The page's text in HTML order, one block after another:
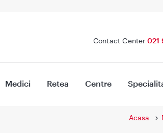
Contact Center 021
Medici Retea Centre
Acasa